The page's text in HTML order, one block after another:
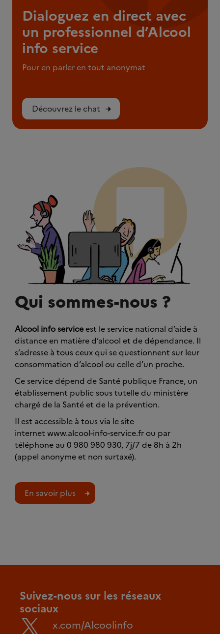
Dialoguez en direct avec
un professionnel d’Alcool
info service
Pour en parler en tout anonymat
Découvrez le chat
Qui sommes-nous ?
Alcool info service est le service national d’aide à
distance en matière d’alcool et de dépendance. Il
s’adresse à tous ceux qui se questionnent sur leur
consommation d’alcool ou celle d’un proche.
Ce service dépend de Santé publique France, un
établissement public sous tutelle du ministère
chargé de la Santé et de la prévention.
Il est accessible à tous via le site
internet www.alcool-info-service.fr ou par
téléphone au 0 980 980 930, 7j/7 de 8h à 2h
(appel anonyme et non surtaxé).
En savoir plus
Suivez-nous sur les réseaux
sociaux
x.com/Alcoolinfo